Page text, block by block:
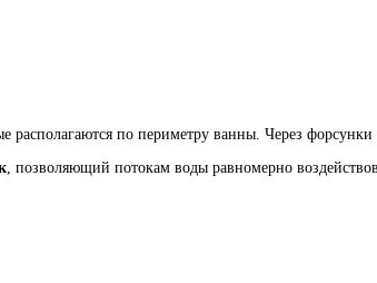
располагаются по периметру ванны. Через
, позволяющий потокам воды равномерно